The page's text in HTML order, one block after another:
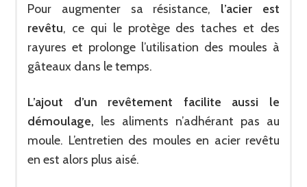
Pour augmenter sa résistance, l’acier est
revêtu, ce qui le protège des taches et des
rayures et prolonge l’utilisation des moules à
gâteaux dans le temps.
L’ajout d’un revêtement facilite aussi le
démoulage, les aliments n’adhérant pas au
moule. L’entretien des moules en acier revêtu
en est alors plus aisé.